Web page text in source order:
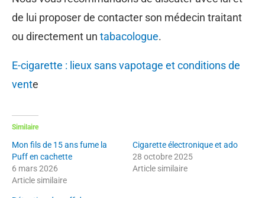
de lui proposer de contacter son médecin traitant
ou directement un tabacologue.
E-cigarette : lieux sans vapotage et conditions de
vente
Similaire
Mon fils de 15 ans fume la
Puff en cachette
6 mars 2026
Article similaire
Cigarette électronique et ado
28 octobre 2025
Article similaire